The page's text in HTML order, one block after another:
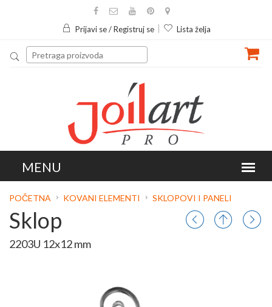
Prijavi se / Registruj se Lista želja
POČETNA KOVANI ELEMENTI SKLOPOVI I PANELI
Sklop
2203U 12x12 mm